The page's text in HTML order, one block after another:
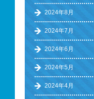
2024年8月
2024年7月
2024年6月
2024年5月
2024年4月